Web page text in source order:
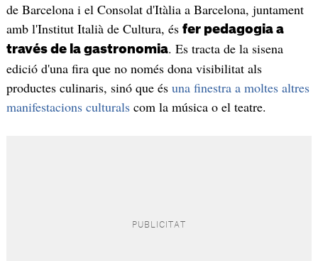
de Barcelona i el Consolat d'Itàlia a Barcelona, juntament
amb l'Institut Italià de Cultura, és fer pedagogia a
través de la gastronomia. Es tracta de la sisena
edició d'una fira que no només dona visibilitat als
productes culinaris, sinó que és una finestra a moltes altres
manifestacions culturalscom la música o el teatre.